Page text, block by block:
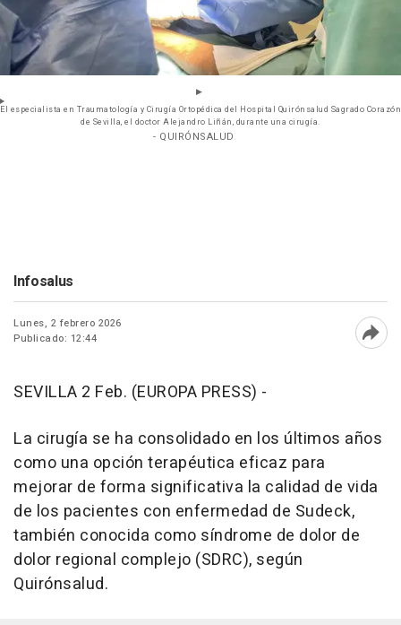
El especialista en Traumatología y Cirugía Ortopédica del Hospital Quirónsalud Sagrado Corazón
de Sevilla, el doctor Alejandro Liñán, durante una cirugía.
- QUIRÓNSALUD
Infosalus
Lunes, 2 febrero 2026
Publicado: 12:44
SEVILLA 2 Feb. (EUROPA PRESS) -
La cirugía se ha consolidado en los últimos años
como una opción terapéutica eficaz para
mejorar de forma significativa la calidad de vida
de los pacientes con enfermedad de Sudeck,
también conocida como síndrome de dolor de
dolor regional complejo (SDRC), según
Quirónsalud.